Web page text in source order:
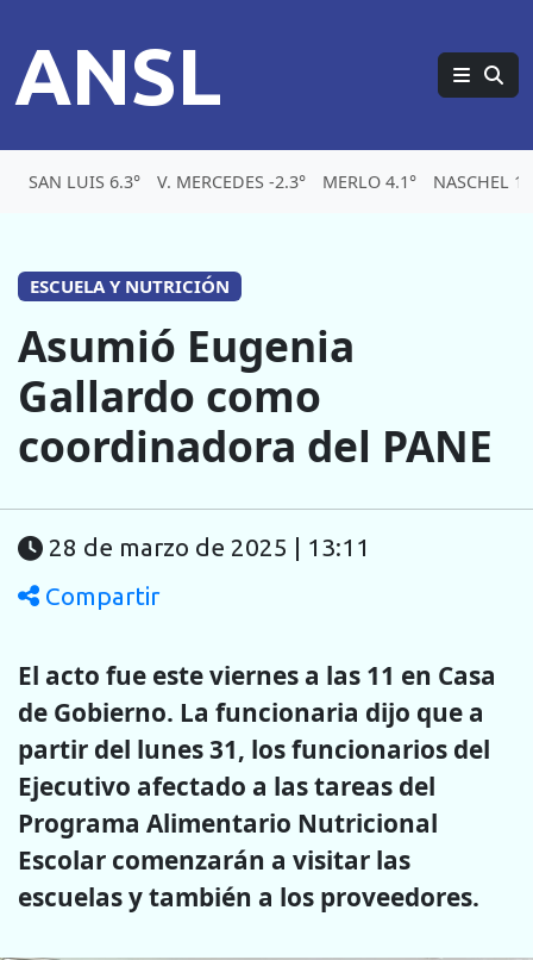
ANSL
SAN LUIS 6.3° V. MERCEDES -2.3° MERLO 4.1° NASCHEL
ESCUELA Y NUTRICIÓN
Asumió Eugenia
Gallardo como
coordinadora del PANE
28 de marzo de 2025 | 13:11
Compartir
El acto fue este viernes a las 11 en Casa
de Gobierno. La funcionaria dijo que a
partir del lunes 31, los funcionarios del
Ejecutivo afectado a las tareas del
Programa Alimentario Nutricional
Escolar comenzarán a visitar las
escuelas y también a los proveedores.